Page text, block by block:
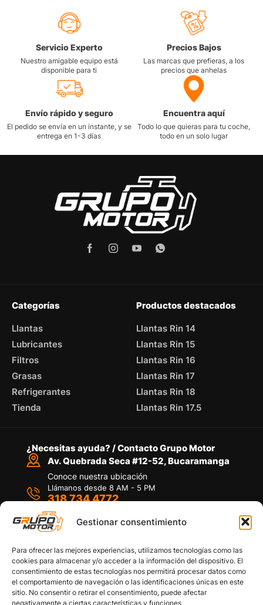
Gestionar consentimiento
Para ofrecer las mejores experiencias, utilizamos tecnologías como las
cookies para almacenar y/o acceder a la información del dispositivo. El
consentimiento de estas tecnologías nos permitirá procesar datos como
el comportamiento de navegación o las identificaciones únicas en este
sitio. No consentir o retirar el consentimiento, puede afectar
negativamente a ciertas características y funciones.
Servicio Experto
Nuestro amigable equipo está
disponible para ti
Precios Bajos
Las marcas que prefieras, a los
precios que anhelas
Envío rápido y seguro
El pedido se envía en un instante, y se
entrega en 1-3 días
Encuentra aquí
Todo lo que quieras para tu coche,
todo en un solo lugar
Categorías
Llantas
Lubricantes
Filtros
Grasas
Refrigerantes
Tienda
Productos destacados
Llantas Rin 14
Llantas Rin 15
Llantas Rin 16
Llantas Rin 17
Llantas Rin 18
Llantas Rin 17.5
¿Necesitas ayuda? / Contacto Grupo Motor
Av. Quebrada Seca #12-52, Bucaramanga
Conoce nuestra ubicación
Llámanos desde 8 AM - 5 PM
318 734 4772
Por medio de WhatsApp
Políticas de privacidad